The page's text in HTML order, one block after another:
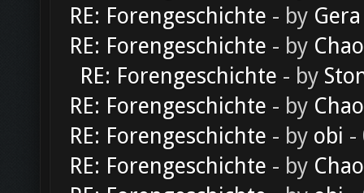
RE: Forengeschichte - by Gera
RE: Forengeschichte - by
RE: Forengeschichte - by
RE: Forengeschichte - by
RE: Forengeschichte - by obi -
RE: Forengeschichte - by